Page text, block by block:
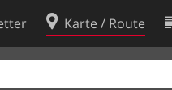
Karte / Route